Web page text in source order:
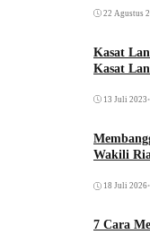
22 Agustus
Kasat
Kasat
13 Juli 2023 •
Wakili
18 Juli 2026•
7 Cara